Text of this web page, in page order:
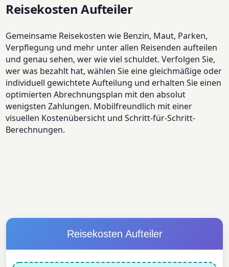
Reisekosten Aufteiler
Gemeinsame Reisekosten wie Benzin, Maut, Parken,
Verpflegung und mehr unter allen Reisenden aufteilen
und genau sehen, wer wie viel schuldet. Verfolgen Sie,
wer was bezahlt hat, wählen Sie eine gleichmäßige oder
individuell gewichtete Aufteilung und erhalten Sie einen
optimierten Abrechnungsplan mit den absolut
wenigsten Zahlungen. Mobilfreundlich mit einer
visuellen Kostenübersicht und Schritt-für-Schritt-
Berechnungen.
Reisekosten Aufteiler